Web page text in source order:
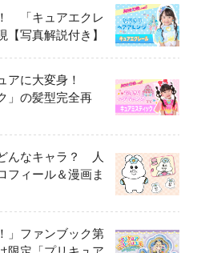
「キュアエクレ
写真解説付き】
アに大変身！
」の髪型完全再
んなキャラ？ 人
フィール＆漫画ま
」ファンブック第